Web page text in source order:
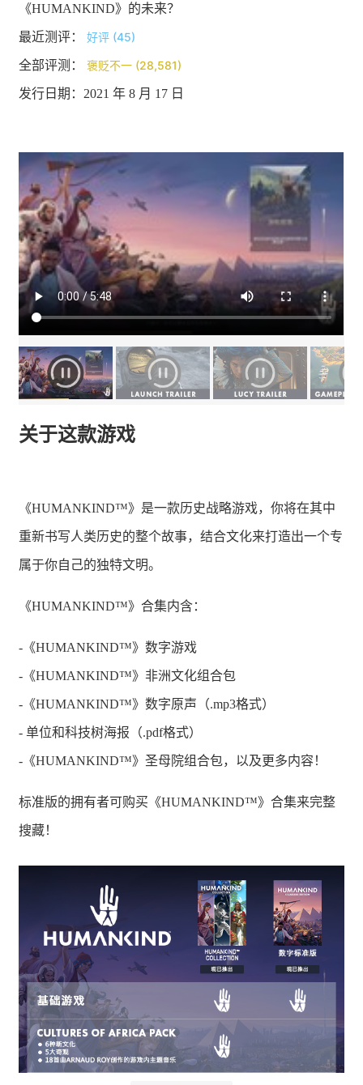
《HUMANKIND》的未来？
最近测评： 好评 (45)
全部评测： 褒贬不一 (28,581)
发行日期：2021 年 8 月 17 日
关于这款游戏
《HUMANKIND™》是一款历史战略游戏，你将在其中
重新书写人类历史的整个故事，结合文化来打造出一个专
属于你自己的独特文明。
《HUMANKIND™》合集内含：
-《HUMANKIND™》数字游戏
-《HUMANKIND™》非洲文化组合包
-《HUMANKIND™》数字原声（.mp3格式）
- 单位和科技树海报（.pdf格式）
-《HUMANKIND™》圣母院组合包，以及更多内容！
标准版的拥有者可购买《HUMANKIND™》合集来完整
搜藏！